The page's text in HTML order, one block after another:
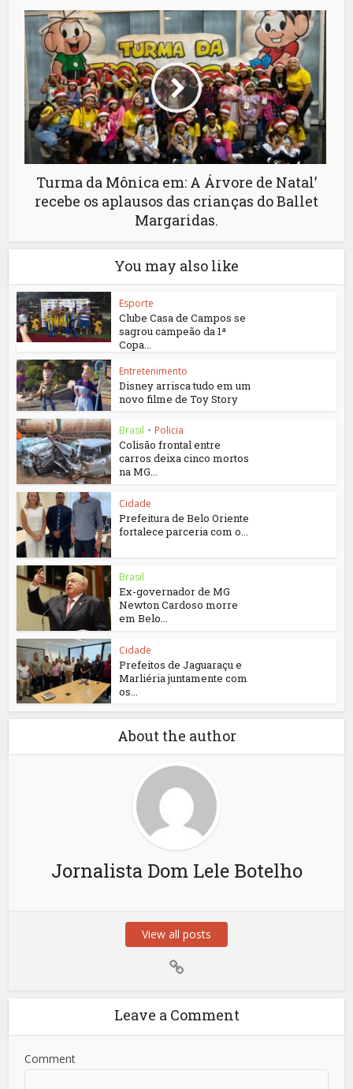
Turma da Mônica em: A Árvore de Natal’
recebe os aplausos das crianças do Ballet
Margaridas.
You may also like
Esporte
Clube Casa de Campos se
sagrou campeão da 1ª
Copa...
Entretenimento
Disney arrisca tudo em um
novo filme de Toy Story
Brasil • Policia
Colisão frontal entre
carros deixa cinco mortos
na MG...
Cidade
Prefeitura de Belo Oriente
fortalece parceria com o...
Brasil
Ex-governador de MG
Newton Cardoso morre
em Belo...
Cidade
Prefeitos de Jaguaraçu e
Marliéria juntamente com
os...
About the author
Jornalista Dom Lele Botelho
View all posts
Leave a Comment
Comment